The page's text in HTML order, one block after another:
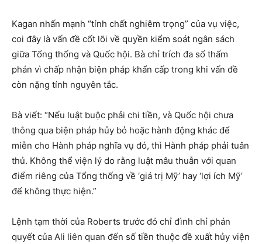
Kagan nhấn mạnh “tính chất nghiêm trọng” của vụ việc,
coi đây là vấn đề cốt lõi về quyền kiểm soát ngân sách
giữa Tổng thống và Quốc hội. Bà chỉ trích đa số thẩm
phán vì chấp nhận biện pháp khẩn cấp trong khi vấn đề
còn nặng tính nguyên tắc.
Bà viết: “Nếu luật buộc phải chi tiền, và Quốc hội chưa
thông qua biện pháp hủy bỏ hoặc hành động khác để
miễn cho Hành pháp nghĩa vụ đó, thì Hành pháp phải tuân
thủ. Không thể viện lý do rằng luật mâu thuẫn với quan
điểm riêng của Tổng thống về ‘giá trị Mỹ’ hay ‘lợi ích Mỹ’
để không thực hiện.”
Lệnh tạm thời của Roberts trước đó chỉ đình chỉ phán
quyết của Ali liên quan đến số tiền thuộc đề xuất hủy viện